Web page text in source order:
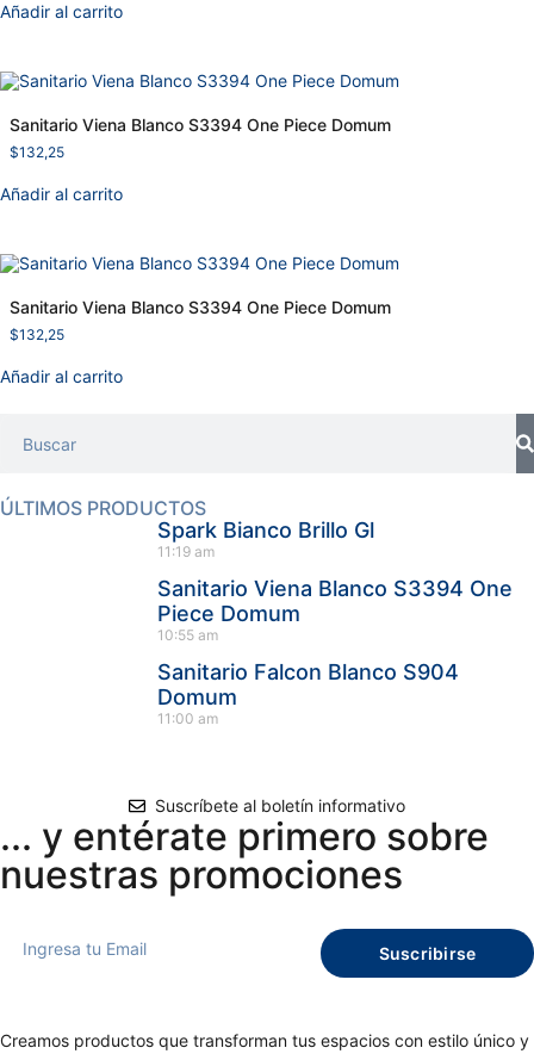
Añadir al carrito
Sanitario Viena Blanco S3394 One Piece Domum
$132,25
Añadir al carrito
Sanitario Viena Blanco S3394 One Piece Domum
$132,25
Añadir al carrito
ÚLTIMOS PRODUCTOS
Spark Bianco Brillo Gl
11:19 am
Sanitario Viena Blanco S3394 One
Piece Domum
10:55 am
Sanitario Falcon Blanco S904
Domum
11:00 am
Suscríbete al boletín informativo
... y entérate primero sobre
nuestras promociones
Suscribirse
Creamos productos que transforman tus espacios con estilo único y